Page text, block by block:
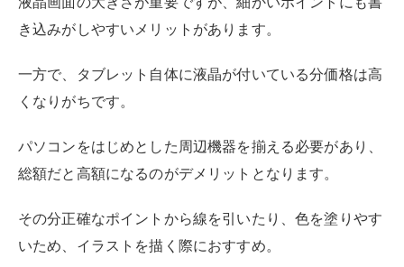
また、液晶ペンタブレット単体で機能する製品も有りま
タブレットPCと似たようなイメージですが、タブレッ
のタッチペンが必要になることがほとんど。
描画しやすいので、イラストやデザインを中心に作業す
る方は液晶ペンタブレットを選択しましょう。